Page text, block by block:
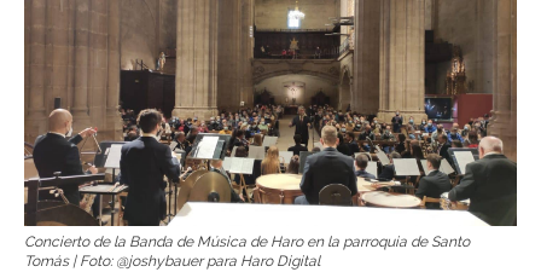
Concierto de la Banda de Música de Haro en la parroquia de Santo
Tomás | Foto: @joshybauer para Haro Digital